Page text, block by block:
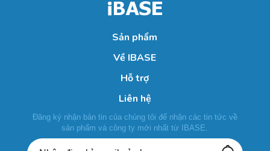
Sản phẩm
Về IBASE
Hỗ trợ
Liên hệ
Đăng ký nhận bản tin của chúng tôi để nhận các tin tức về
sản phẩm và công ty mới nhất từ IBASE.